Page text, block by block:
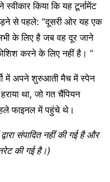
किया कि यह टूर्नामेंट
से पहले: “दूसरी ओर यह एक
के लिए है जब वह दूर जाने
करने के लिए नहीं है। “
में अपने शुरुआती मैच में स्पेन
था, जो गत चैंपियन
फाइनल में पहुंचे थे।
संपादित नहीं की गई है और
की गई है।)